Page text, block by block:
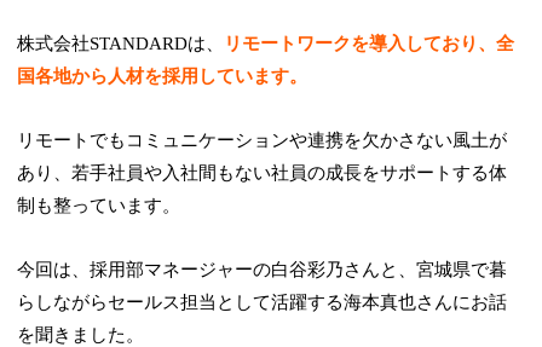
株式会社STANDARDは、
リモートワークを導入しており、全
国各地から人材を採用しています。
リモートでもコミュニケーションや連携を欠かさない風土が
あり、若手社員や入社間もない社員の成長をサポートする体
制も整っています。
今回は、採用部マネージャーの白谷彩乃さんと、宮城県で暮
らしながらセールス担当として活躍する海本真也さんにお話
を聞きました。